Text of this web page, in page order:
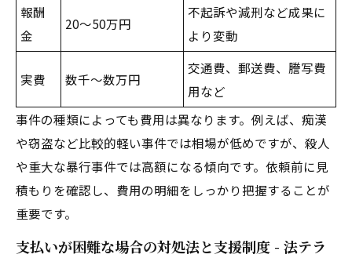
報酬
金
20～50万円
不起訴や減刑など成果に
より変動
実費 数千～数万円
交通費、郵送費、謄写費
用など
事件の種類によっても費用は異なります。例えば、痴漢
や窃盗など比較的軽い事件では相場が低めですが、殺人
や重大な暴行事件では高額になる傾向です。依頼前に見
積もりを確認し、費用の明細をしっかり把握することが
重要です。
支払いが困難な場合の対処法と支援制度 - 法テラ